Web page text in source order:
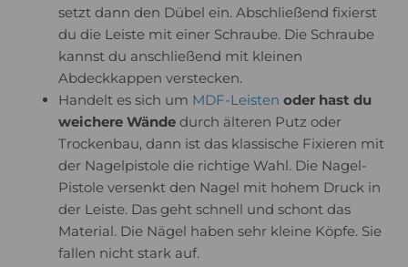
setzt dann den Dübel ein. Abschließend fixierst
du die Leiste mit einer Schraube. Die Schraube
kannst du anschließend mit kleinen
Abdeckkappen verstecken.
Handelt es sich um MDF-Leisten oder hast du
weichere Wände durch älteren Putz oder
Trockenbau, dann ist das klassische Fixieren mit
der Nagelpistole die richtige Wahl. Die Nagel-
Pistole versenkt den Nagel mit hohem Druck in
der Leiste. Das geht schnell und schont das
Material. Die Nägel haben sehr kleine Köpfe. Sie
fallen nicht stark auf.